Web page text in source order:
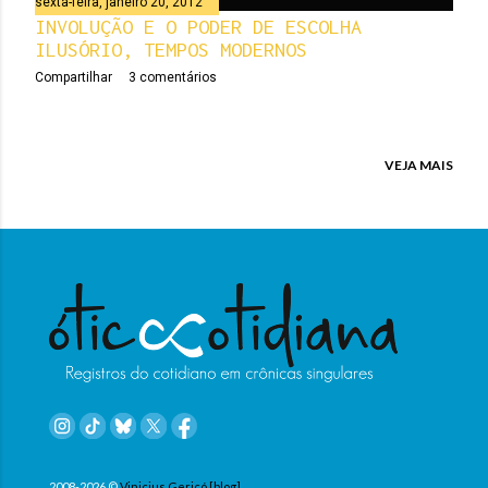
e
n
INVOLUÇÃO E O PODER DE ESCOLHA
ILUSÓRIO, TEMPOS MODERNOS
Compartilhar 3 comentários
VEJA MAIS